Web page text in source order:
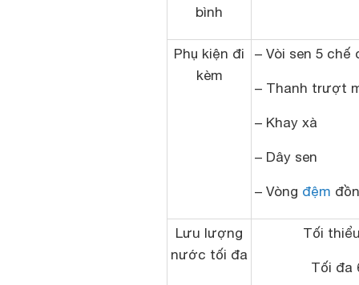
bình
Phụ kiện đi
kèm
– Vòi sen 5 chế
– Thanh trượt
– Khay xà
– Dây sen
– Vòng đệm
Lưu lượng
nước tối đa
Tối
Tối đa